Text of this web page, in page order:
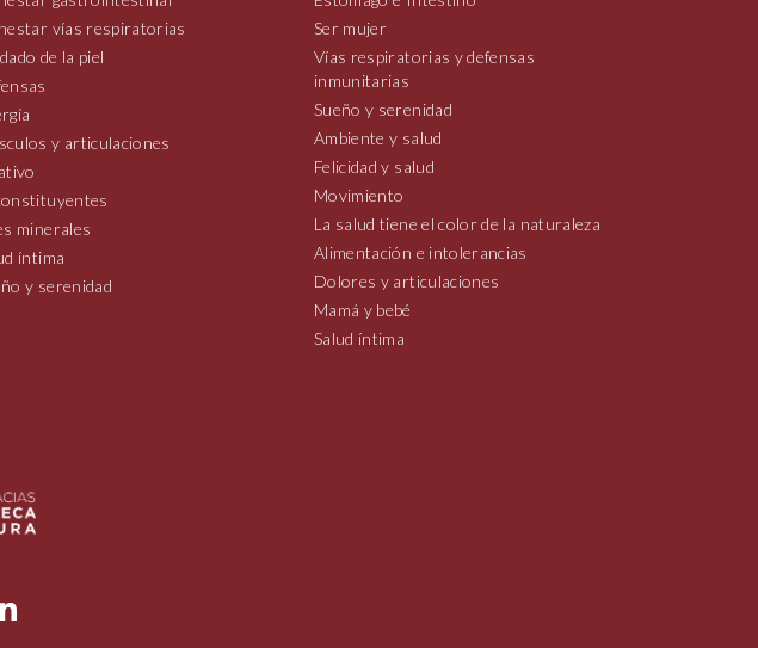
vías respiratorias
de la piel
y articulaciones
minerales
íntima
y serenidad
Ser mujer
Vías respiratorias y defensas
inmunitarias
Sueño y serenidad
Ambiente y salud
Felicidad y salud
Movimiento
La salud tiene el color de la naturaleza
Alimentación e intolerancias
Dolores y articulaciones
Mamá y bebé
Salud íntima